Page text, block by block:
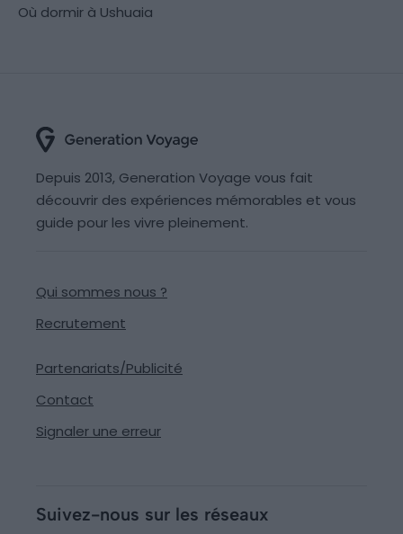
Où dormir à Ushuaia
Depuis 2013, Generation Voyage vous fait
découvrir des expériences mémorables et vous
guide pour les vivre pleinement.
Qui sommes nous ?
Recrutement
Partenariats/Publicité
Contact
Signaler une erreur
Suivez-nous sur les réseaux